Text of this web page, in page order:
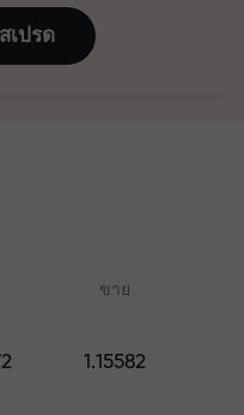
กเงิน
กำไรเพิ่ม
เปรด
ขาย
1.15582